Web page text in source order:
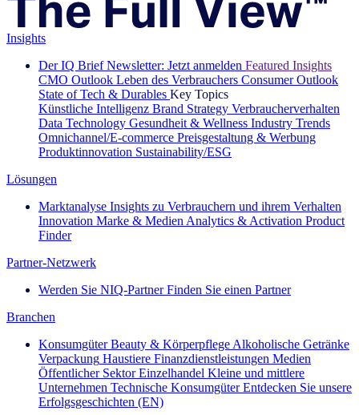
Insights
Der IQ Brief Newsletter: Jetzt anmelden Featured Insights
CMO Outlook Leben des Verbrauchers Consumer Outlook
State of Tech & Durables Key Topics
Künstliche Intelligenz Brand Strategy Verbraucherverhalten
Data Technology Gesundheit & Wellness Industry Trends
Omnichannel/E-commerce Preisgestaltung & Werbung
Produktinnovation Sustainability/ESG
Lösungen
Marktanalyse Insights zu Verbrauchern und ihrem Verhalten
Innovation Marke & Medien Analytics & Activation Product
Finder
Partner-Netzwerk
Werden Sie NIQ-Partner Finden Sie einen Partner
Branchen
Konsumgüter Beauty & Körperpflege Alkoholische Getränke
Verpackung Haustiere Finanzdienstleistungen Medien
Öffentlicher Sektor Einzelhandel Kleine und mittlere
Unternehmen Technische Konsumgüter Entdecken Sie unsere
Erfolgsgeschichten (EN)